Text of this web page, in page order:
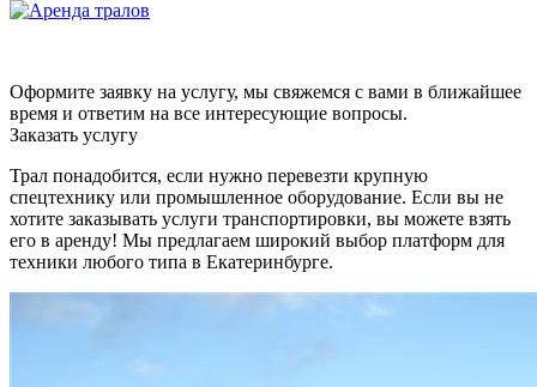
Оформите заявку на услугу, мы свяжемся с вами в ближайшее
время и ответим на все интересующие вопросы.
Заказать услугу
Трал понадобится, если нужно перевезти крупную
спецтехнику или промышленное оборудование. Если вы не
хотите заказывать услуги транспортировки, вы можете взять
его в аренду! Мы предлагаем широкий выбор платформ для
техники любого типа в Екатеринбурге.